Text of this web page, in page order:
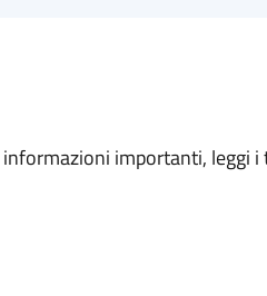
importanti, leggi